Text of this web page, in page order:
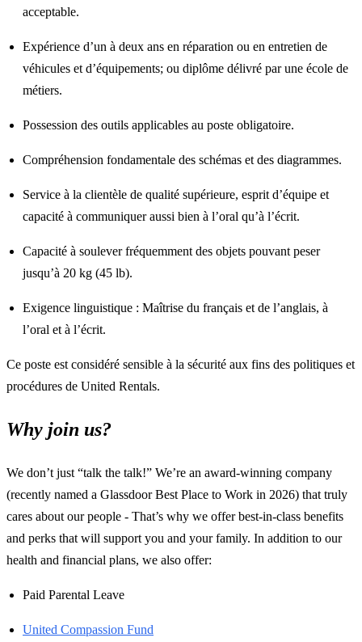
acceptable.
Expérience d’un à deux ans en réparation ou en entretien de
véhicules et d’équipements; ou diplôme délivré par une école de
métiers.
Possession des outils applicables au poste obligatoire.
Compréhension fondamentale des schémas et des diagrammes.
Service à la clientèle de qualité supérieure, esprit d’équipe et
capacité à communiquer aussi bien à l’oral qu’à l’écrit.
Capacité à soulever fréquemment des objets pouvant peser
jusqu’à 20 kg (45 lb).
Exigence linguistique : Maîtrise du français et de l’anglais, à
l’oral et à l’écrit.
Ce poste est considéré sensible à la sécurité aux fins des politiques et
procédures de United Rentals.
Why join us?
We don’t just “talk the talk!” We’re an award-winning company
(recently named a Glassdoor Best Place to Work in 2026) that truly
cares about our people - That’s why we offer best-in-class benefits
and perks that will support you and your family. In addition to our
health and financial plans, we also offer:
Paid Parental Leave
United Compassion Fund